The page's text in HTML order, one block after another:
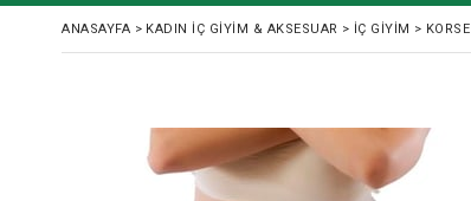
ANASAYFA > KADIN İÇ GIYIM & AKSESUAR > İÇ GIYIM > KORSE